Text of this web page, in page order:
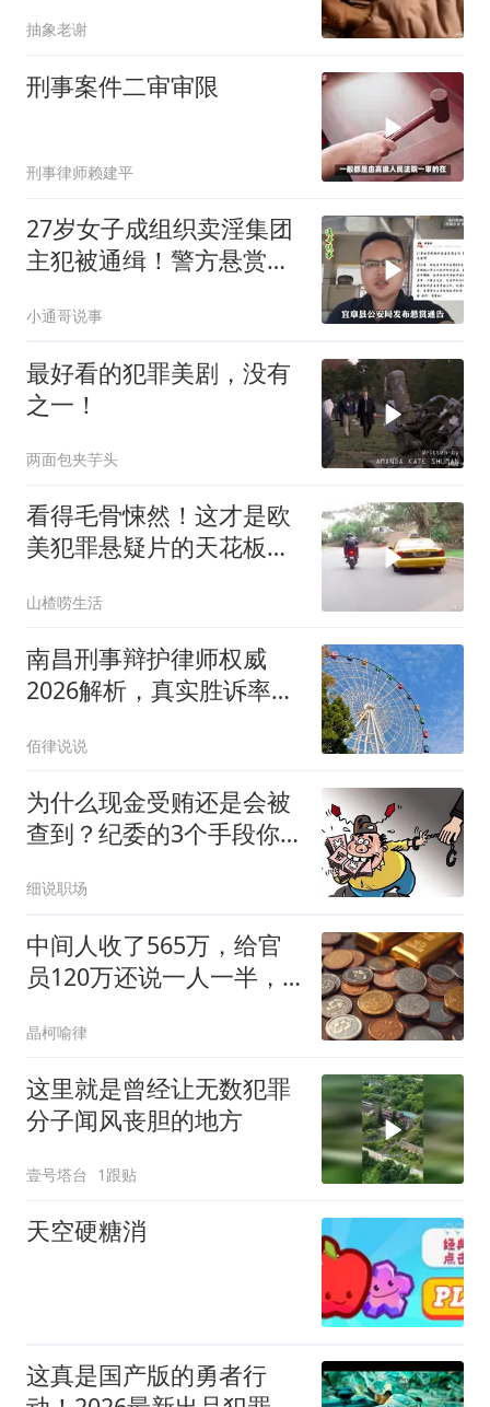
抽象老谢
刑事案件二审审限
刑事律师赖建平
27岁女子成组织卖淫集团
主犯被通缉！警方悬赏金
小通哥说事
最好看的犯罪美剧，没有
之一！
两面包夹芋头
看得毛骨悚然！这才是欧
美犯罪悬疑片的天花板，
山楂唠生活
南昌刑事辩护律师权威
2026解析，真实胜诉率与
佰律说说
为什么现金受贿还是会被
查到？纪委的3个手段你
细说职场
中间人收了565万，给官
员120万还说一人一半，
晶柯喻律
这里就是曾经让无数犯罪
分子闻风丧胆的地方
壹号塔台 1跟贴
天空硬糖消
这真是国产版的勇者行